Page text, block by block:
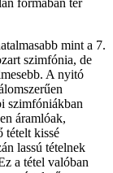
formában tér
mint a 7.
szimfónia, de
A nyitó
szimfóniákban
áramlóak,
tételt kissé
lassú tételnek
a tétel valóban